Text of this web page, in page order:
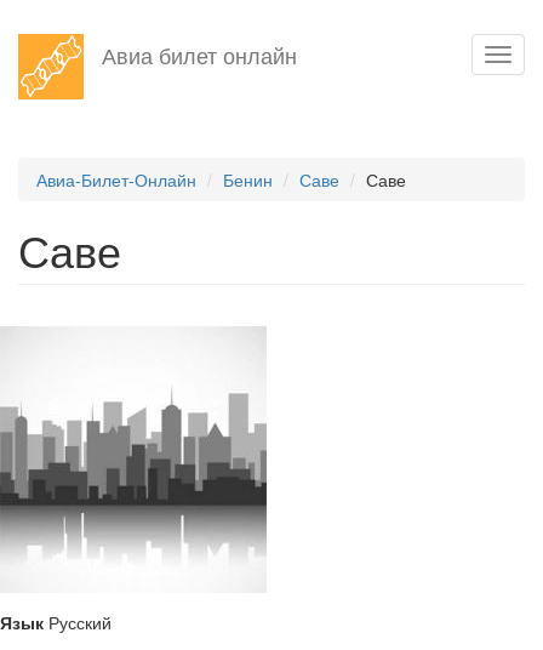
Перейти
основному
Авиа билет онлайн
Авиа-Билет-Онлайн Бенин Саве Саве
Саве
Язык Русский